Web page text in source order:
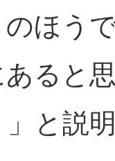
ほう
ると
と説